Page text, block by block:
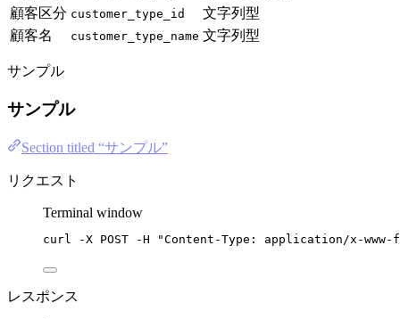
顧客区分 customer_type_id
文字列型
顧客名
customer_type_name 文字列型
サンプル
サンプル
Section titled “サンプル”
リクエスト
Terminal window
curl -X POST -H "Content-Type: application/x-www-
レスポンス